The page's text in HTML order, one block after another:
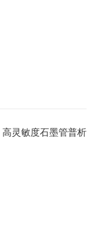
灵敏度石墨管普析